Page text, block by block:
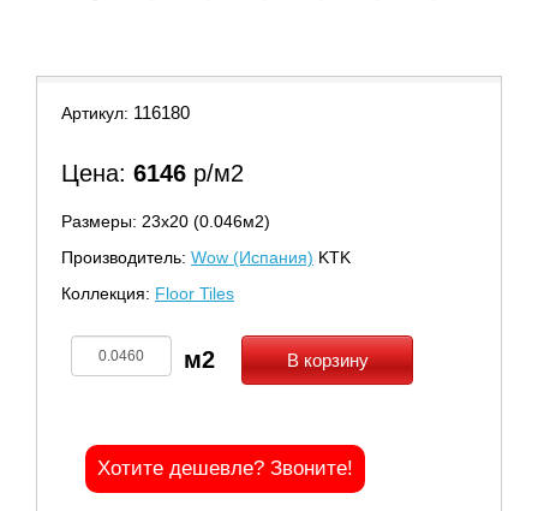
Артикул: 116180
Цена: 6146 р/м2
Размеры: 23х20 (0.046м2)
Производитель: Wow (Испания) KTK
Коллекция: Floor Tiles
В корзину
Хотите дешевле? Звоните!